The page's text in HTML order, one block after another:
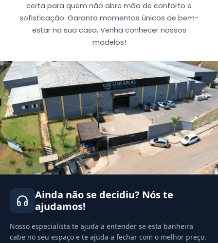
certa para quem não abre mão de conforto e
sofisticação. Garanta momentos únicos de bem-
estar na sua casa. Venha conhecer nossos
modelos!
Ainda não se decidiu? Nós te
ajudamos!
Nosso especialista te ajuda a entender se esta banheira
cabe no seu espaço e te ajuda a fechar com o melhor preço.